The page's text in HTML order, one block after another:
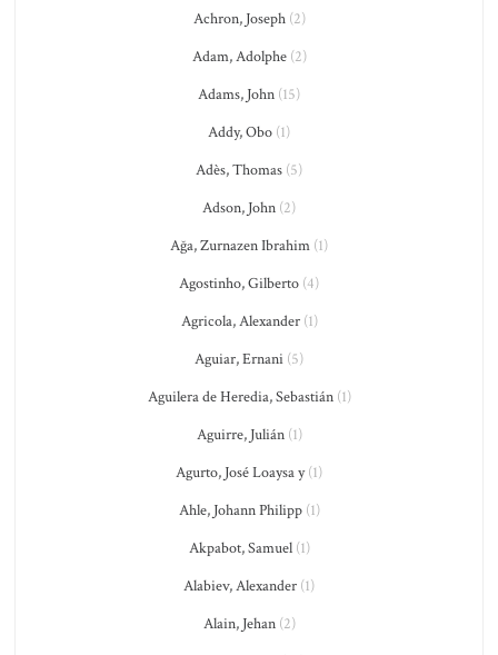
Achron, Joseph(2)
Adam, Adolphe(2)
Adams, John (15)
Addy, Obo (1)
Adès, Thomas (5)
Adson, John (2)
Ağa, Zurnazen Ibrahim (1)
Agostinho, Gilberto (4)
Agricola, Alexander(1)
Aguiar, Ernani (5)
Aguilera de Heredia, Sebastián(1)
Aguirre, Julián(1)
Agurto, José Loaysa y(1)
Ahle, Johann Philipp(1)
Akpabot, Samuel(1)
Alabiev, Alexander (1)
Alain, Jehan(2)